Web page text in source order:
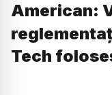
American:
Tech